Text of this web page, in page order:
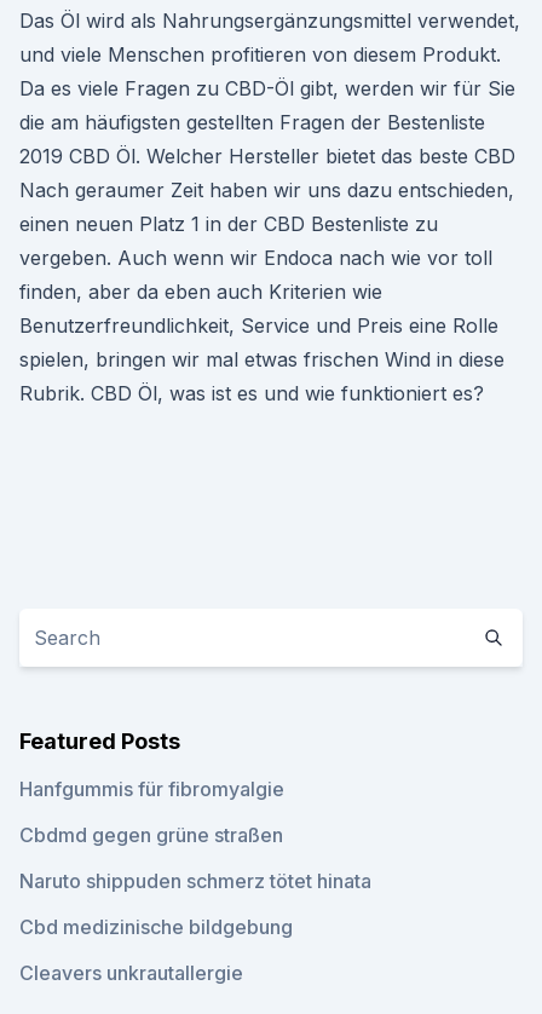
Das Öl wird als Nahrungsergänzungsmittel verwendet,
und viele Menschen profitieren von diesem Produkt.
Da es viele Fragen zu CBD-Öl gibt, werden wir für Sie
die am häufigsten gestellten Fragen der Bestenliste
2019 CBD Öl. Welcher Hersteller bietet das beste CBD
Nach geraumer Zeit haben wir uns dazu entschieden,
einen neuen Platz 1 in der CBD Bestenliste zu
vergeben. Auch wenn wir Endoca nach wie vor toll
finden, aber da eben auch Kriterien wie
Benutzerfreundlichkeit, Service und Preis eine Rolle
spielen, bringen wir mal etwas frischen Wind in diese
Rubrik. CBD Öl, was ist es und wie funktioniert es?
Featured Posts
Hanfgummis für fibromyalgie
Cbdmd gegen grüne straßen
Naruto shippuden schmerz tötet hinata
Cbd medizinische bildgebung
Cleavers unkrautallergie